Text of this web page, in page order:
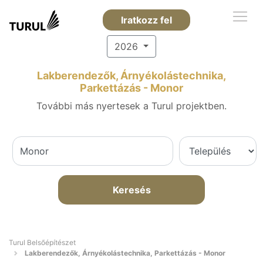
Iratkozz fel
2026
Lakberendezők, Árnyékolástechnika,
Parkettázás - Monor
További más nyertesek a Turul projektben.
Keresés
Turul Belsőépítészet
Lakberendezők, Árnyékolástechnika, Parkettázás - Monor